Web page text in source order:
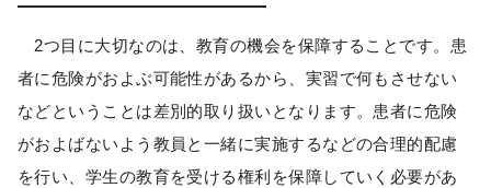
2つ目に大切なのは、教育の機会を保障することです。患
者に危険がおよぶ可能性があるから、実習で何もさせない
などということは差別的取り扱いとなります。患者に危険
がおよばないよう教員と一緒に実施するなどの合理的配慮
を行い、学生の教育を受ける権利を保障していく必要があ